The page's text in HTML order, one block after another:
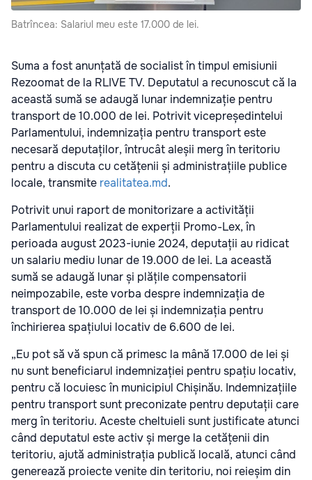
Batrîncea: Salariul meu este 17.000 de lei.
Suma a fost anunțată de socialist în timpul emisiunii
Rezoomat de la RLIVE TV. Deputatul a recunoscut că la
această sumă se adaugă lunar indemnizație pentru
transport de 10.000 de lei. Potrivit vicepreședintelui
Parlamentului, indemnizația pentru transport este
necesară deputaților, întrucât aleșii merg în teritoriu
pentru a discuta cu cetățenii și administrațiile publice
locale, transmite realitatea.md.
Potrivit unui raport de monitorizare a activității
Parlamentului realizat de experții Promo-Lex, în
perioada august 2023-iunie 2024, deputații au ridicat
un salariu mediu lunar de 19.000 de lei. La această
sumă se adaugă lunar și plățile compensatorii
neimpozabile, este vorba despre indemnizația de
transport de 10.000 de lei și indemnizația pentru
închirierea spațiului locativ de 6.600 de lei.
„Eu pot să vă spun că primesc la mână 17.000 de lei și
nu sunt beneficiarul indemnizației pentru spațiu locativ,
pentru că locuiesc în municipiul Chișinău. Indemnizațiile
pentru transport sunt preconizate pentru deputații care
merg în teritoriu. Aceste cheltuieli sunt justificate atunci
când deputatul este activ și merge la cetățenii din
teritoriu, ajută administrația publică locală, atunci când
generează proiecte venite din teritoriu, noi reieșim din